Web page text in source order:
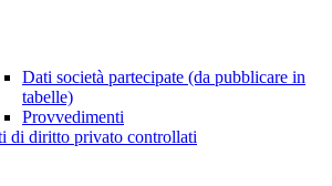
Dati società partecipate (da pubblicare in
tabelle)
Provvedimenti
di diritto privato controllati